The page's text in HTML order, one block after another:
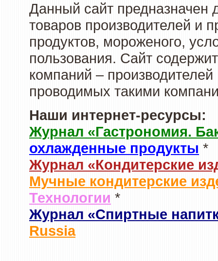
Данный сайт предназначен
товаров производителей и
продуктов, мороженого,
пользования. Сайт
компаний –
проводимых такими
Наши интернет-ресурсы:
Журнал «Гастрономия.
охлажденные продукты *
Журнал «Кондитерские
Мучные кондитерские
Технологии *
Журнал «Спиртные
Russia